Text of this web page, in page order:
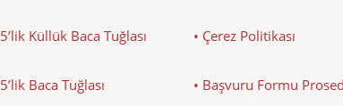
Küllük Baca Tuğlası
Baca Tuğlası
• Çerez Politikası
• Başvuru Formu